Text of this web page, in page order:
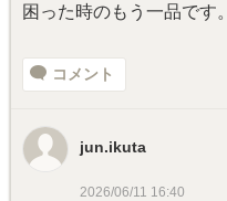
困った時のもう一品です。
コメント
jun.ikuta
2026/06/11 16:40